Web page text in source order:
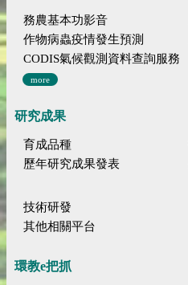
務農基本功影音
作物病蟲疫情發生預測
CODIS氣候觀測資料查詢服務
more
研究成果
育成品種
歷年研究成果發表
技術研發
其他相關平台
環教e把抓